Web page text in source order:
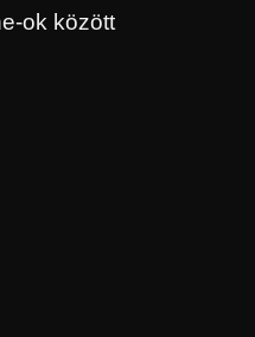
ok között